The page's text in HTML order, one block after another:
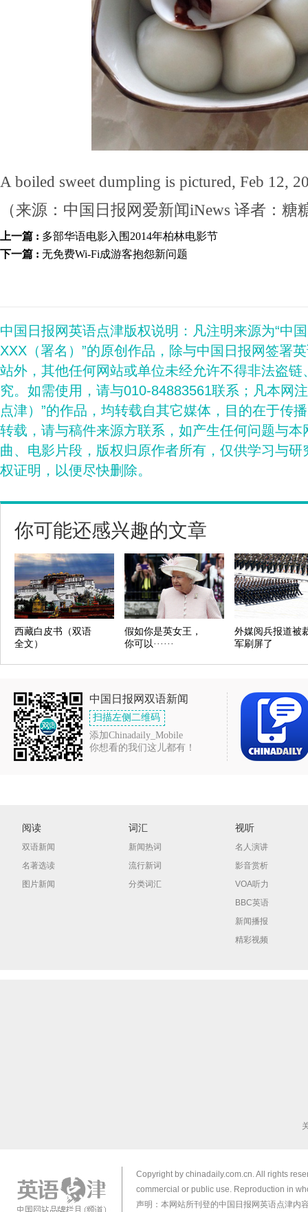
A boiled sweet dumpling is pictured, Feb 12,
（来源：中国日报网爱新闻iNews 译者：糖
上一篇 : 多部华语电影入围2014年柏林电影节
下一篇 : 无免费Wi-Fi成游客抱怨新问题
中国日报网英语点津版权说明：凡注明来源为“中
XXX（署名）”的原创作品，除与中国日报网签署
站外，其他任何网站或单位未经允许不得非法盗
究。如需使用，请与010-84883561联系；凡本网
点津）”的作品，均转载自其它媒体，目的在于传
转载，请与稿件来源方联系，如产生任何问题与
曲、电影片段，版权归原作者所有，仅供学习与
权证明，以便尽快删除。
你可能还感兴趣的文章
西藏白皮书（双语
全文）
假如你是英女王，
你可以······
外媒阅兵报道被
军刷屏了
中国日报网双语新闻
扫描左侧二维码
添加Chinadaily_Mobile
你想看的我们这儿都有！
阅读
双语新闻
名著选读
图片新闻
词汇
新闻热词
流行新词
分类词汇
视听
名人演讲
影音赏析
VOA听力
BBC英语
新闻播报
精彩视频
Copyright by chinadaily.com.cn. All rights
commercial or public use. Reproduction in
声明：本网站所刊登的中国日报网英语点津内